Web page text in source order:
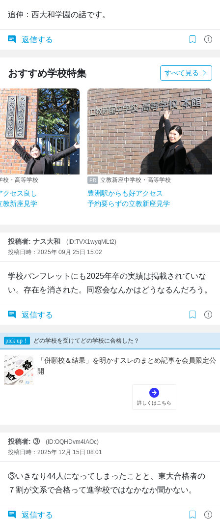
追伸：西大和学園の話です。
返信する
おすすめ学校特集 すべて見る
校・高等学校
クセス良し
教新座見学
立教新座中学校・高等学校
豊洲駅からも好アクセス
予約要らずの立教新座見学
投稿者: ナス大和
(ID:TVX1wyqMLt2)
投稿日時：2025年 09月 25日 15:02
学校パンフレットにも2025年卒の実績は掲載されていな
い。存在を消された。同窓会なんかはどうなるんだろう。
返信する
投稿者: ③
(ID:OQHDvm4lAOc)
投稿日時：2025年 12月 15日 08:01
③いきなり44人になってしまったことと、東大合格者の
７割が文系で合格って進学校ではなかなか聞かない。
返信する